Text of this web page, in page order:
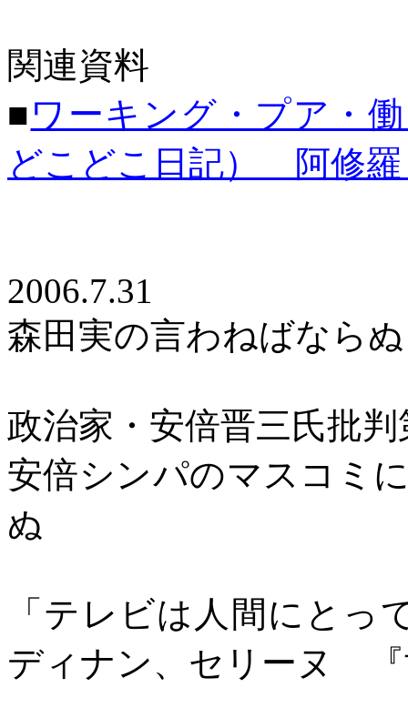
関連資料
■ワーキング・プア・
どこどこ日記） 阿修羅
2006.7.31
森田実の言わねばなら
政治家・安倍晋三氏批
安倍シンパのマスコミ
ぬ
「テレビは人間にとっ
ディナン、セリーヌ 『